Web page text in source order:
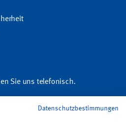
Sie uns telefonisch.
Fragen zu Mitgliedschaft und Beitrag.
Datenschutzbestimmungen